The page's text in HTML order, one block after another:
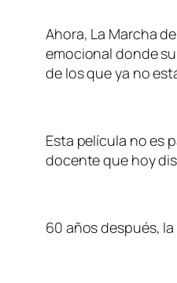
Ahora, La Marcha
emocional donde
de los que ya no
Esta película no es
docente que hoy
60 años después,